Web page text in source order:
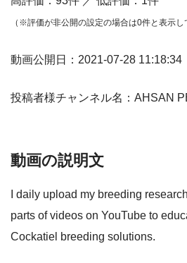
（※評価が非公開の設定の場合は0件と表示し
動画公開日：2021-07-28 11:18:34
投稿者様チャンネル名：AHSAN
動画の説明文
I daily upload my breeding
parts of videos on YouTube to
Cockatiel breeding solutions.